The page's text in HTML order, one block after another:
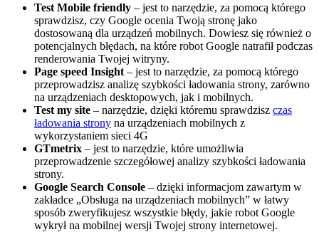
Test Mobile friendly – jest to narzędzie, za pomocą którego
sprawdzisz, czy Google ocenia Twoją stronę jako
dostosowaną dla urządzeń mobilnych. Dowiesz się również o
potencjalnych błędach, na które robot Google natrafił podczas
renderowania Twojej witryny.
Page speed Insight – jest to narzędzie, za pomocą którego
przeprowadzisz analizę szybkości ładowania strony, zarówno
na urządzeniach desktopowych, jak i mobilnych.
Test my site – narzędzie, dzięki któremu sprawdzisz czas
ładowania strony na urządzeniach mobilnych z
wykorzystaniem sieci 4G
GTmetrix – jest to narzędzie, które umożliwia
przeprowadzenie szczegółowej analizy szybkości ładowania
strony.
Google Search Console – dzięki informacjom zawartym w
zakładce „Obsługa na urządzeniach mobilnych” w łatwy
sposób zweryfikujesz wszystkie błędy, jakie robot Google
wykrył na mobilnej wersji Twojej strony internetowej.